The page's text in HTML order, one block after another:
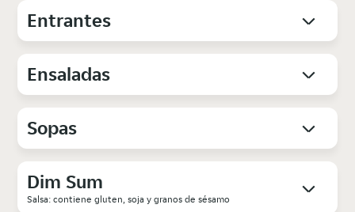
Entrantes
Ensaladas
Sopas
Dim Sum
Salsa: contiene gluten, soja y granos de sésamo